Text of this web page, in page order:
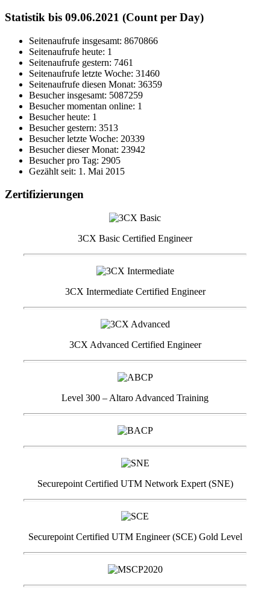
Statistik bis 09.06.2021 (Count per Day)
Seitenaufrufe insgesamt: 8670866
Seitenaufrufe heute: 1
Seitenaufrufe gestern: 7461
Seitenaufrufe letzte Woche: 31460
Seitenaufrufe diesen Monat: 36359
Besucher insgesamt: 5087259
Besucher momentan online: 1
Besucher heute: 1
Besucher gestern: 3513
Besucher letzte Woche: 20339
Besucher dieser Monat: 23942
Besucher pro Tag: 2905
Gezählt seit: 1. Mai 2015
Zertifizierungen
3CX Basic Certified Engineer
3CX Intermediate Certified Engineer
3CX Advanced Certified Engineer
Level 300 – Altaro Advanced Training
Securepoint Certified UTM Network Expert (SNE)
Securepoint Certified UTM Engineer (SCE) Gold Level